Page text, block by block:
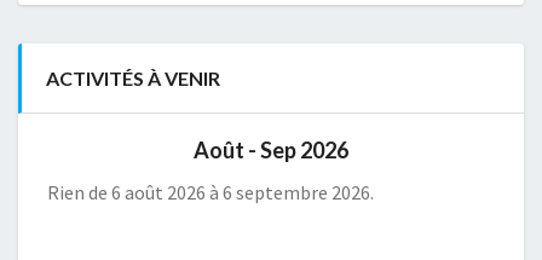
ACTIVITÉS À VENIR
Août - Sep 2026
Rien de 6 août 2026 à 6 septembre 2026.